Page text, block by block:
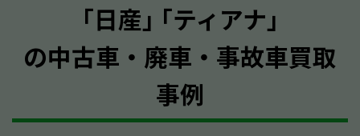
｢日産｣ ｢ティアナ｣
の中古車・廃車・事故車買取
事例